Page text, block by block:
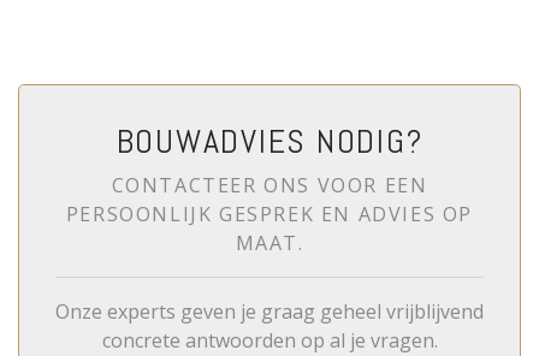
BOUWADVIES NODIG?
CONTACTEER ONS VOOR EEN
PERSOONLIJK GESPREK EN ADVIES OP
MAAT.
Onze experts geven je graag geheel vrijblijvend
concrete antwoorden op al je vragen.